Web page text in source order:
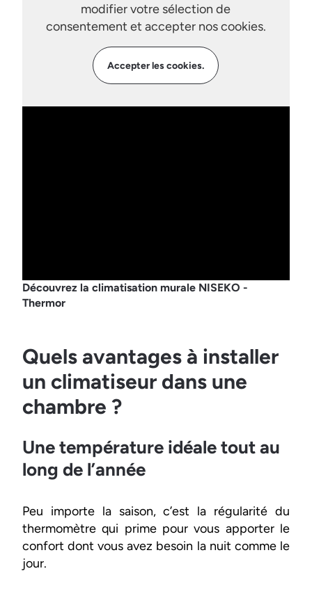
modifier votre sélection de
consentement et accepter nos cookies.
Accepter les cookies.
Découvrez la climatisation murale NISEKO -
Thermor
Quels avantages à installer
un climatiseur dans une
chambre ?
Une température idéale tout au
long de l’année
Peu importe la saison, c’est la régularité du
thermomètre qui prime pour vous apporter le
confort dont vous avez besoin la nuit comme le
jour.